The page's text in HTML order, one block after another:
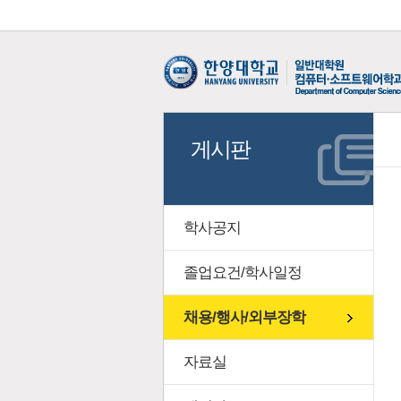
게시판
학사공지
졸업요건/학사일정
채용/행사/외부장학
자료실